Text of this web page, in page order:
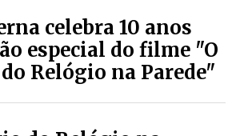
celebra 10 anos
especial do filme "O
Relógio na Parede"